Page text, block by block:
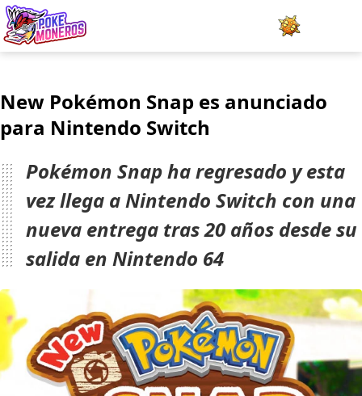
Minijuegos
Team Builder
Tabla de Tipos
Naturalezas
Noticias
New Pokémon Snap es anunciado
para Nintendo Switch
Pokémon Snap ha regresado y esta
vez llega a Nintendo Switch con una
nueva entrega tras 20 años desde su
salida en Nintendo 64